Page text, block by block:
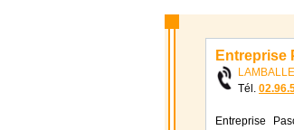
Entreprise
Tél.
Entreprise